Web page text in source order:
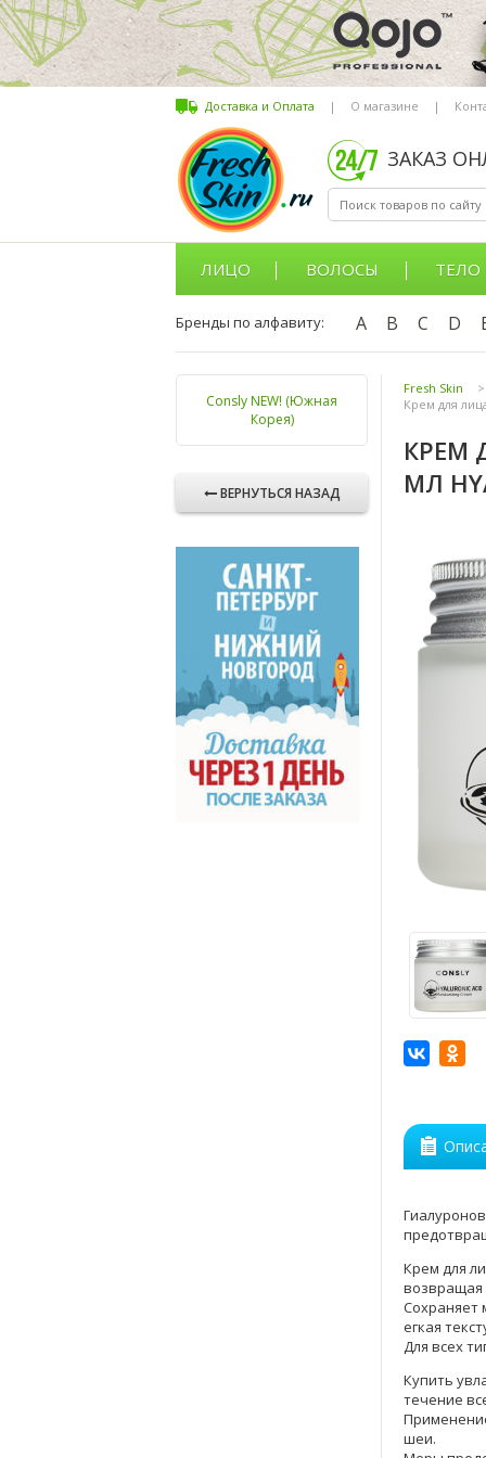
Доставка и Оплата | О магазине |
ЗАКАЗ
ЛИЦО ВОЛОСЫ ТЕЛО
Бренды по алфавиту: A B C D
Consly NEW! (Южная
Корея)
ВЕРНУТЬСЯ НАЗАД
Fresh Skin >
Крем для
КРЕМ
МЛ
Крем для
возвращая
Сохраняет
егкая
Для всех
Купить
течение
шеи.